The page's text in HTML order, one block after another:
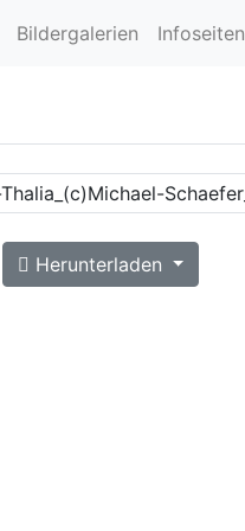
Bildergalerien Infoseiten
Herunterladen